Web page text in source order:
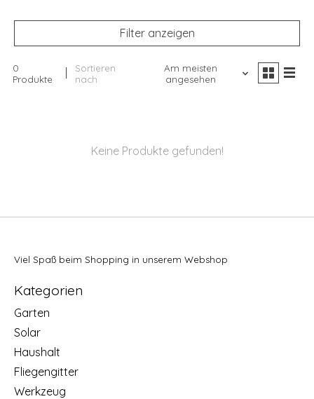
Filter anzeigen
0
Produkte
Sortieren
nach
Am meisten
angesehen
Keine Produkte gefunden!
Viel Spaß beim Shopping in unserem Webshop
Kategorien
Garten
Solar
Haushalt
Fliegengitter
Werkzeug